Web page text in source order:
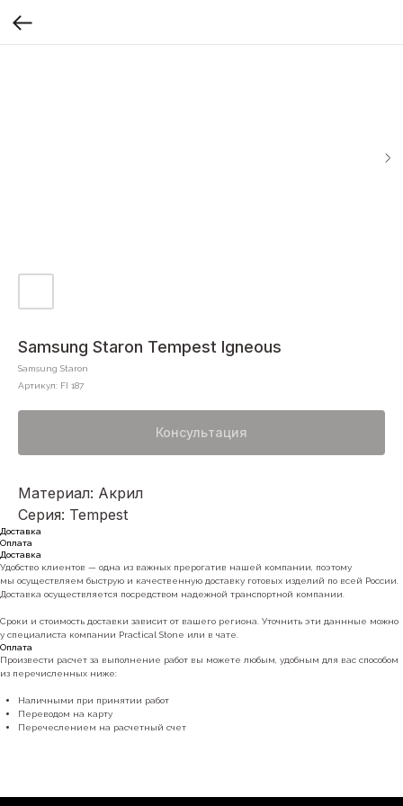
Samsung Staron Tempest Igneous
Samsung Staron
Артикул: FI 187
Консультация
Материал: Акрил
Серия: Tempest
Доставка
Оплата
Доставка
Удобство клиентов — одна из важных прерогатив нашей компании, поэтому
мы осуществляем быструю и качественную доставку готовых изделий по всей России.
Доставка осуществляется посредством надежной транспортной компании.
Сроки и стоимость доставки зависит от вашего региона. Уточнить эти даннные можно
у специалиста компании Practical Stone или в чате.
Оплата
Произвести расчет за выполнение работ вы можете любым, удобным для вас способом
из перечисленных ниже:
Наличными при принятии работ
Переводом на карту
Перечеслением на расчетный счет